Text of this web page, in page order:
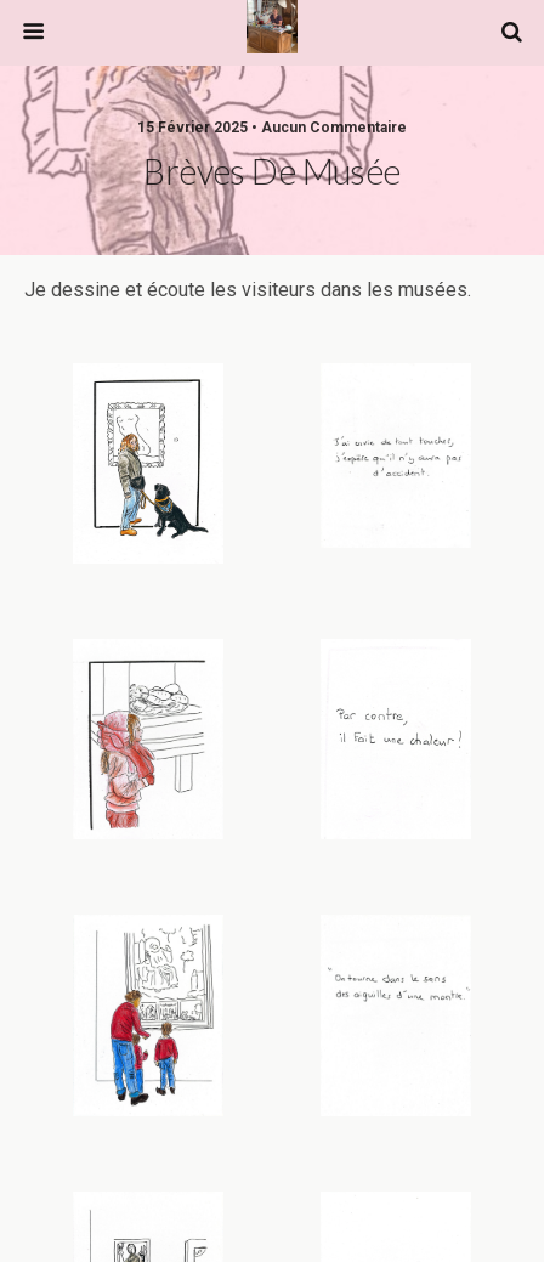
15 Février 2025 • Aucun Commentaire
Brèves De Musée
Je dessine et écoute les visiteurs dans les musées.